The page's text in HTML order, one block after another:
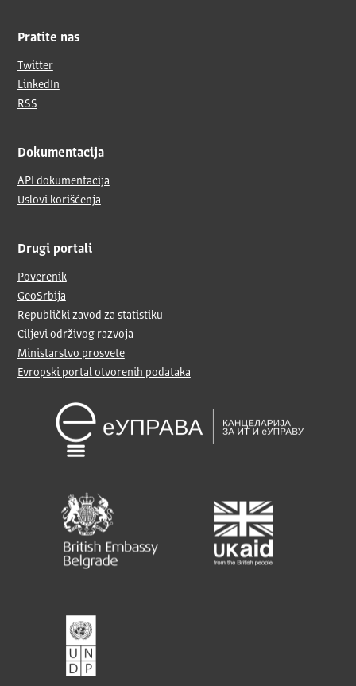
Pratite nas
Twitter
LinkedIn
RSS
Dokumentacija
API dokumentacija
Uslovi korišćenja
Drugi portali
Poverenik
GeoSrbija
Republički zavod za statistiku
Ciljevi održivog razvoja
Ministarstvo prosvete
Evropski portal otvorenih podataka